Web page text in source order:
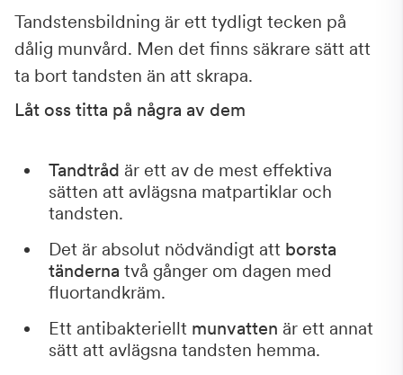
Tandstensbildning är ett tydligt tecken på
dålig munvård. Men det finns säkrare sätt att
ta bort tandsten än att skrapa.
Låt oss titta på några av dem
Tandtråd är ett av de mest effektiva
sätten att avlägsna matpartiklar och
tandsten.
Det är absolut nödvändigt att borsta
tänderna två gånger om dagen med
fluortandkräm.
Ett antibakteriellt munvatten är ett annat
sätt att avlägsna tandsten hemma.